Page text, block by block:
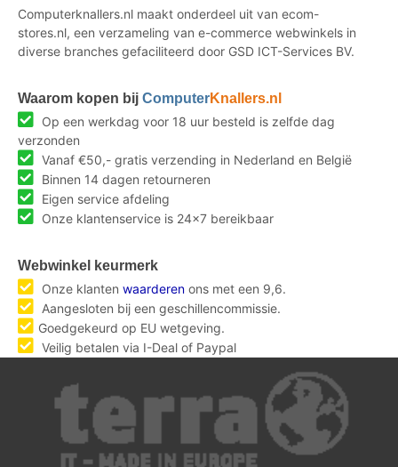
Computerknallers.nl maakt onderdeel uit van ecom-
stores.nl, een verzameling van e-commerce webwinkels in
diverse branches gefaciliteerd door GSD ICT-Services BV.
Waarom kopen bij ComputerKnallers.nl
Op een werkdag voor 18 uur besteld is zelfde dag
verzonden
Vanaf €50,- gratis verzending in Nederland en België
Binnen 14 dagen retourneren
Eigen service afdeling
Onze klantenservice is 24x7 bereikbaar
Webwinkel keurmerk
Onze klanten waarderen ons met een 9,6.
Aangesloten bij een geschillencommissie.
Goedgekeurd op EU wetgeving.
Veilig betalen via I-Deal of Paypal